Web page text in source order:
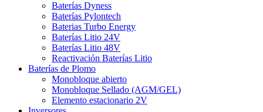
Baterías Dyness
Baterías Pylontech
Baterias Turbo Energy
Baterías Litio 24V
Baterías Litio 48V
Reactivación Baterías Litio
Baterías de Plomo
Monobloque abierto
Monobloque Sellado (AGM/GEL)
Elemento estacionario 2V